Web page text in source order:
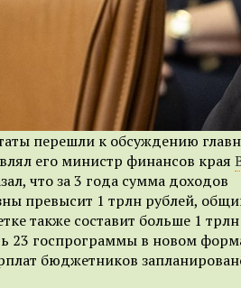
перешли к обсуждению
его министр финансов края
что за 3 года сумма доходов
превысит 1 трлн рублей,
также составит больше 1
23 госпрограммы в новом
бюджетников